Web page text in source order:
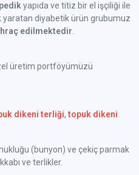
yapıda ve titiz bir el işçiliği ile
diyabetik ürün grubumuz
edilmektedir
üretim portföyümüzü
dikeni terliği,topuk dikeni
(bunyon) ve çekiç parmak
ve terlikler.